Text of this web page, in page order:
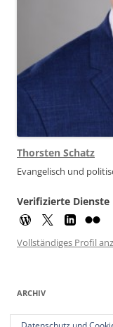
Thorsten Schatz
Evangelisch und
Verifizierte Dienste
Vollständiges Profil
ARCHIV
Archiv